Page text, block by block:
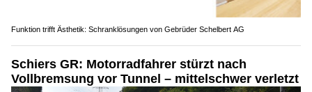
Funktion trifft Ästhetik: Schranklösungen von Gebrüder Schelbert AG
Schiers GR: Motorradfahrer stürzt nach
Vollbremsung vor Tunnel – mittelschwer verletzt